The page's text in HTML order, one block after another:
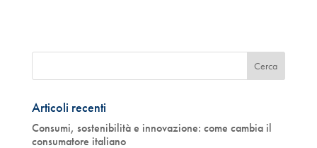
Articoli recenti
Consumi, sostenibilità e innovazione: come cambia il
consumatore italiano